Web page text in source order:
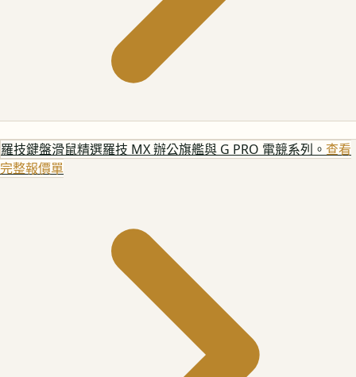
羅技鍵盤滑鼠精選羅技 MX 辦公旗艦與 G PRO 電競系列。 查看
完整報價單